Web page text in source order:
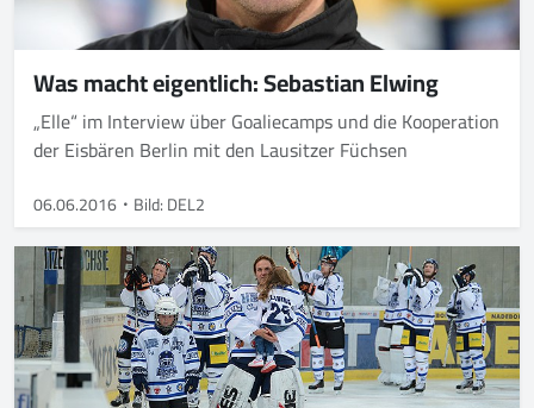
Was macht eigentlich: Sebastian Elwing
„Elle“ im Interview über Goaliecamps und die Kooperation
der Eisbären Berlin mit den Lausitzer Füchsen
06.06.2016 Bild: DEL2